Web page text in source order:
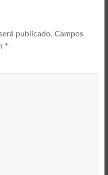
publicado. Campos
*